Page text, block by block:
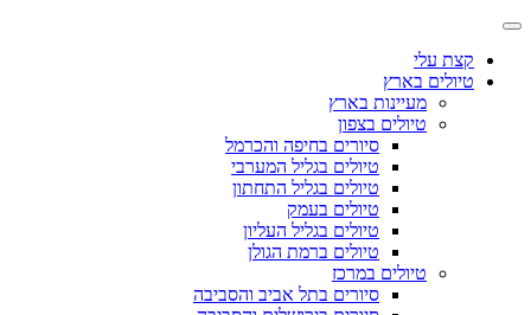
קצת עלי
טיולים בארץ
מעיינות בארץ
טיולים בצפון
סיורים בחיפה והכרמל
טיולים בגליל המערבי
טיולים בגליל התחתון
טיולים בעמק
טיולים בגליל העליון
טיולים ברמת הגולן
טיולים במרכז
סיורים בתל אביב והסביבה